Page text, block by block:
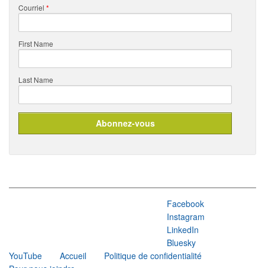
Courriel *
First Name
Last Name
Facebook
Instagram
LinkedIn
Bluesky
YouTube
Accueil
Politique de confidentialité